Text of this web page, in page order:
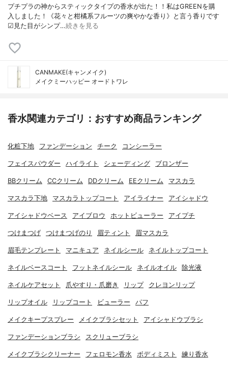
プチプラの神からスティックタイプの香水が出た！！私はGREENを購
入しました！《花々と柑橘系フルーツの爽やかな香り》と言う香りです
☑見た目がシンプ…続きを見る
CANMAKE(キャンメイク)
メイクミーハッピー オードトワレ
香水関連カテゴリ：おすすめ商品ランキング
化粧下地 ファンデーション チーク コンシーラー
フェイスパウダー ハイライト シェーディング ブロンザー
BBクリーム CCクリーム DDクリーム EEクリーム マスカラ
マスカラ下地 マスカラトップコート アイライナー アイシャドウ
アイシャドウベース アイブロウ ホットビューラー アイプチ
つけまつげ つけまつげのり 眉ティント 眉マスカラ
眉毛テンプレート マニキュア ネイルシール ネイルトップコート
ネイルベースコート フットネイルシール ネイルオイル 除光液
ネイルケアセット 爪やすり・爪磨き リップ クレヨンリップ
リップオイル リップコート ビューラー パフ
メイクキープスプレー メイクブラシセット アイシャドウブラシ
ファンデーションブラシ スクリューブラシ
メイクブラシクリーナー フェロモン香水 ボディミスト 練り香水